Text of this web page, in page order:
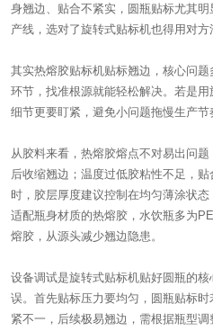
身翘边、贴合不紧实，圆瓶贴标尤其
产线，选对了旋转式贴标机也得用对方
其实热熔胶贴标机贴标翘边，核心问
环节，找准根源就能轻松解决。若是
细节更要盯紧，避免小问题拖慢生产节
从胶料来看，热熔胶熔点不对易出问
后收缩翘边；温度过低胶粘性不足，
时，胶层厚度建议控制在均匀薄涂状
适配瓶身材质的热熔胶，水饮瓶多为
熔胶，从源头减少翘边隐患。
设备调试是旋转式贴标机贴好圆瓶的
误。首先贴标压力要均匀，圆瓶贴标
紧不一，后续极易翘边，需根据瓶型